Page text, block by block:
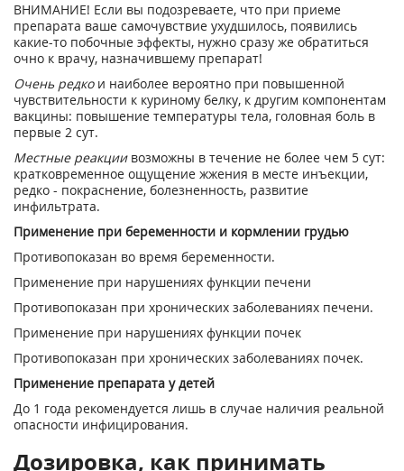
ВНИМАНИЕ! Если вы подозреваете, что при приеме
препарата ваше самочувствие ухудшилось, появились
какие-то побочные эффекты, нужно сразу же обратиться
очно к врачу, назначившему препарат!
Очень редкои наиболее вероятно при повышенной
чувствительности к куриному белку, к другим компонентам
вакцины: повышение температуры тела, головная боль в
первые 2 сут.
Местные реакциивозможны в течение не более чем 5 сут:
кратковременное ощущение жжения в месте инъекции,
редко - покраснение, болезненность, развитие
инфильтрата.
Применение при беременности и кормлении грудью
Противопоказан во время беременности.
Применение при нарушениях функции печени
Противопоказан при хронических заболеваниях печени.
Применение при нарушениях функции почек
Противопоказан при хронических заболеваниях почек.
Применение препарата у детей
До 1 года рекомендуется лишь в случае наличия реальной
опасности инфицирования.
Дозировка, как принимать